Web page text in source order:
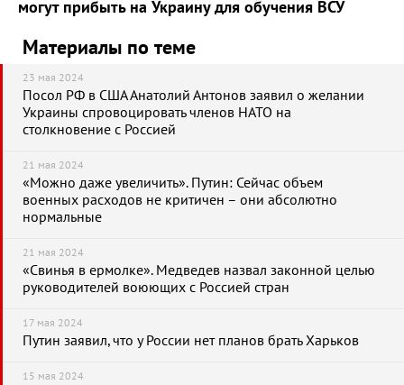
могут прибыть на Украину для обучения ВСУ
Материалы по теме
23 мая 2024
Посол РФ в США Анатолий Антонов заявил о желании
Украины спровоцировать членов НАТО на
столкновение с Россией
21 мая 2024
«Можно даже увеличить». Путин: Сейчас объем
военных расходов не критичен – они абсолютно
нормальные
21 мая 2024
«Свинья в ермолке». Медведев назвал законной целью
руководителей воюющих с Россией стран
17 мая 2024
Путин заявил, что у России нет планов брать Харьков
15 мая 2024